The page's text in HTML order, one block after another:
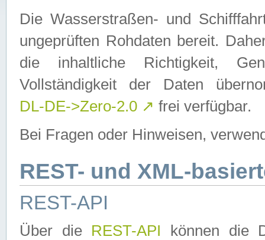
Die Wasserstraßen- und
ungeprüften Rohdaten bereit.
die inhaltliche Richtigkeit,
Vollständigkeit der Daten
DL-DE->Zero-2.0 ↗ frei verfügbar.
Bei Fragen oder Hinweisen,
REST- und XML-
REST-API
Über die REST-API können die